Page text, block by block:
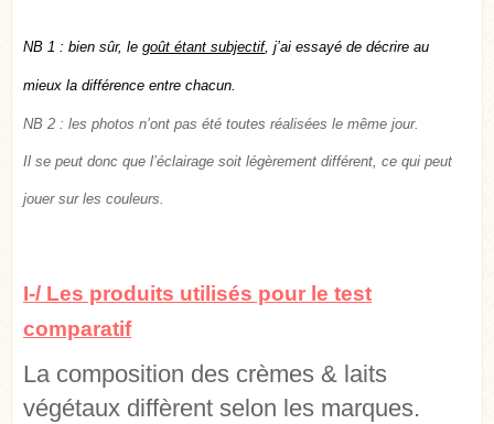
NB 1 : bien sûr, le goût étant subjectif, j’ai essayé de décrire au
mieux la différence entre chacun.
NB 2 : les photos n’ont pas été toutes réalisées le même jour.
Il se peut donc que l’éclairage soit légèrement différent, ce qui peut
jouer sur les couleurs.
I-/ Les produits utilisés pour le test
comparatif
La composition des crèmes & laits
végétaux diffèrent selon les marques.